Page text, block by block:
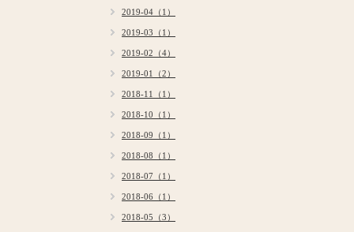
2019-04（1）
2019-03（1）
2019-02（4）
2019-01（2）
2018-11（1）
2018-10（1）
2018-09（1）
2018-08（1）
2018-07（1）
2018-06（1）
2018-05（3）